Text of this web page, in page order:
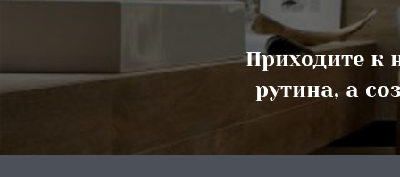
Settecento
Приходите к
рутина, а